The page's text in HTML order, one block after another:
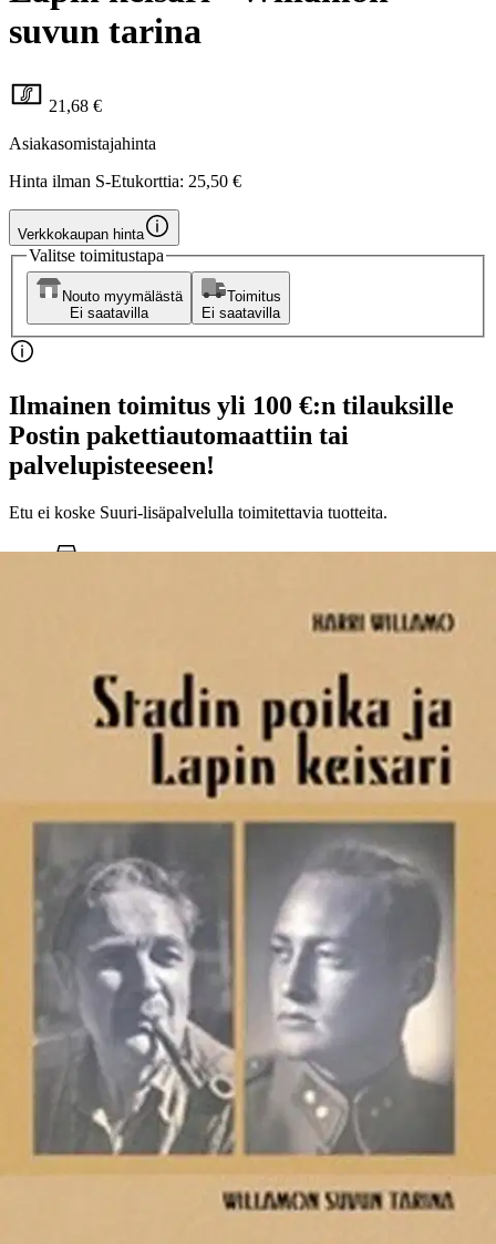
suvun tarina
21,68 €
Asiakasomistajahinta
Hinta ilman S-Etukorttia: 25,50 €
Verkkokaupan hinta
Valitse toimitustapa
Nouto myymälästä
Ei saatavilla
Toimitus
Ei saatavilla
Ilmainen toimitus yli 100 €:n tilauksille
Postin pakettiautomaattiin tai
palvelupisteeseen!
Etu ei koske Suuri‑lisäpalvelulla toimitettavia tuotteita.
Tarkista myymäläsaatavuus
Ei saatavilla
Tuotekuvaus
Stadin poika Harri Willamo on tähän muistelmateokseen kirjannut
kulttuuri- ja kaupunkihistorian kannalta arvokkaita Willamon suvun
tarinoita. Harri Willamo asui 16-vuotiaaseen asti Helsingin
Tehtaankadulla, ja hänen vanhempansa ja isovanhempansa olivat
myös helsinkiläisiä. Isä Armas oli mm. HJK:n perustajajäsen, jonka
jäsenkortissa järjestysnumero oli 1. Perhe muutti 1936 Kulosaareen,
jonka vilkasta elämää kirjassa myös kuvataan.Kirjan toinen
keskushahmo on Harri Willamon setä Oiva Willamo, jota
myöhemmin Ukoksi ja Lapin keisariksi kutsuttiin. Hän lähti 1915
jääkäriksi Saksaan, ja myöhemmin avioitui ja eli värikästä elämää
kirjailija Annikki Kariniemen kanssa.
tuotekuvausta